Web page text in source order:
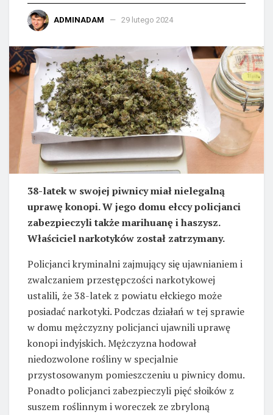
ADMINADAM 29 lutego 2024
38-latek w swojej piwnicy miał nielegalną
uprawę konopi. W jego domu ełccy policjanci
zabezpieczyli także marihuanę i haszysz.
Właściciel narkotyków został zatrzymany.
Policjanci kryminalni zajmujący się ujawnianiem i
zwalczaniem przestępczości narkotykowej
ustalili, że 38-latek z powiatu ełckiego może
posiadać narkotyki. Podczas działań w tej sprawie
w domu mężczyzny policjanci ujawnili uprawę
konopi indyjskich. Mężczyzna hodował
niedozwolone rośliny w specjalnie
przystosowanym pomieszczeniu u piwnicy domu.
Ponadto policjanci zabezpieczyli pięć słoików z
suszem roślinnym i woreczek ze zbryloną